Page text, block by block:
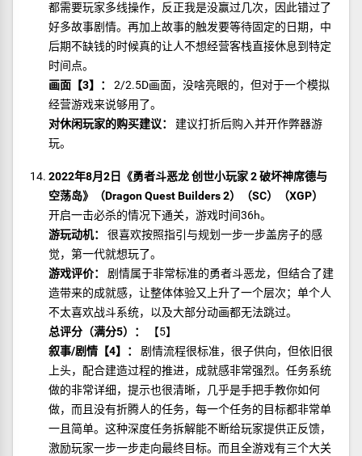
都需要玩家多线操作，反正我是没赢过几次，因此错过了
好多故事剧情。再加上故事的触发要等待固定的日期，中
后期不缺钱的时候真的让人不想经营客栈直接休息到特定
时间点。
画面【3】：
2/2.5D画面，没啥亮眼的，但对于一个模拟
经营游戏来说够用了。
对休闲玩家的购买建议：
建议打折后购入并开作弊器游
玩。
2022年8月2日《勇者斗恶龙 创世小玩家 2 破坏神席德与
空荡岛》（Dragon Quest Builders 2）（SC）（XGP）
开启一击必杀的情况下通关，游戏时间36h。
游玩动机：
很喜欢按照指引与规划一步一步盖房子的感
觉，第一代就想玩了。
游戏评价：
剧情属于非常标准的勇者斗恶龙，但结合了建
造带来的成就感，让整体体验又上升了一个层次；单个人
不太喜欢战斗系统，以及大部分动画都无法跳过。
总评分（满分5）：
【5】
叙事/剧情【4】：
剧情流程很标准，很子供向，但依旧很
上头，配合建造过程的推进，成就感非常强烈。任务系统
做的非常详细，提示也很清晰，几乎是手把手教你如何
做，而且没有折腾人的任务，每一个任务的目标都非常单
一且简单。这种深度任务拆解能不断给玩家提供正反馈，
激励玩家一步一步走向最终目标。而且全游戏有三个大关